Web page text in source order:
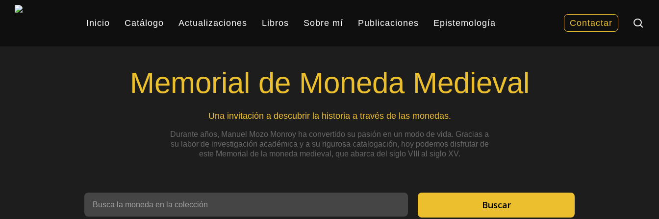
Inicio Catálogo Actualizaciones Libros Sobre mí Publicaciones Epistemología Contactar
Memorial de Moneda Medieval
Una invitación a descubrir la historia a través de las monedas.
Durante años, Manuel Mozo Monroy ha convertido su pasión en un modo de vida. Gracias a
su labor de investigación académica y a su rigurosa catalogación, hoy podemos disfrutar de
este Memorial de la moneda medieval, que abarca del siglo VIII al siglo XV.
Buscar